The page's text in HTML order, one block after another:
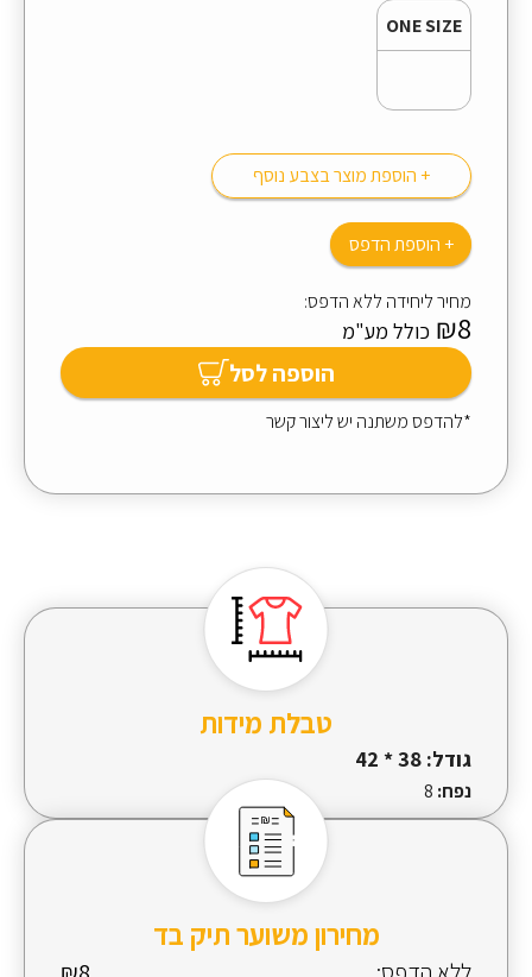
ONE SIZE
+ הוספת מוצר בצבע נוסף
+ הוספת הדפס
הוספה לסל
מחיר ליחידה ללא הדפס:
₪8 כולל מע"מ
*להדפס משתנה יש ליצור קשר
טבלת מידות
גודל: 38 * 42
נפח:
מחירון משוער תיק בד